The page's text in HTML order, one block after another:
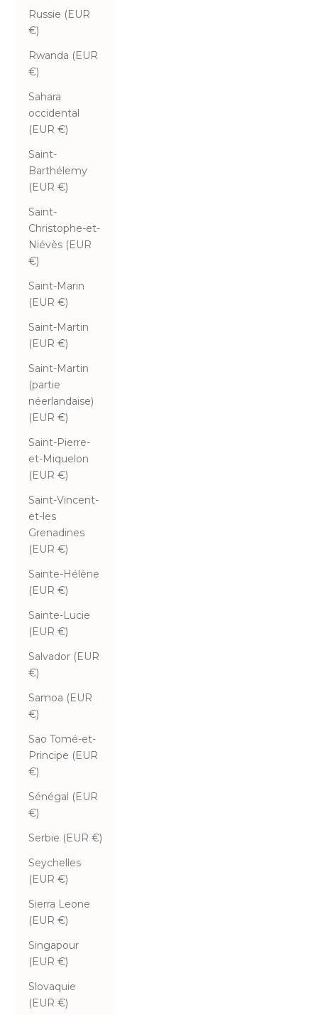
Russie (EUR
€)
Rwanda (EUR
€)
Sahara
occidental
(EUR €)
Saint-
Barthélemy
(EUR €)
Saint-
Christophe-et-
Niévès (EUR
€)
Saint-Marin
(EUR €)
Saint-Martin
(EUR €)
Saint-Martin
(partie
néerlandaise)
(EUR €)
Saint-Pierre-
et-Miquelon
(EUR €)
Saint-Vincent-
et-les
Grenadines
(EUR €)
Sainte-Hélène
(EUR €)
Sainte-Lucie
(EUR €)
Salvador (EUR
€)
Samoa (EUR
€)
Sao Tomé-et-
Principe (EUR
€)
Sénégal (EUR
€)
Serbie (EUR €)
Seychelles
(EUR €)
Sierra Leone
(EUR €)
Singapour
(EUR €)
Slovaquie
(EUR €)